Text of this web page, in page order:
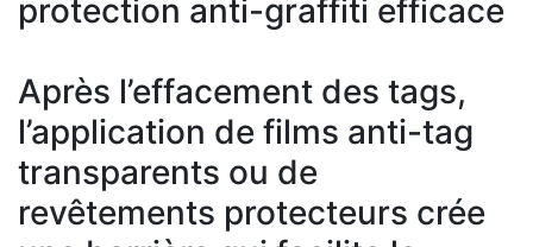
protection anti-graffiti efficace
Après l’effacement des tags,
l’application de films anti-tag
transparents ou de
revêtements protecteurs crée